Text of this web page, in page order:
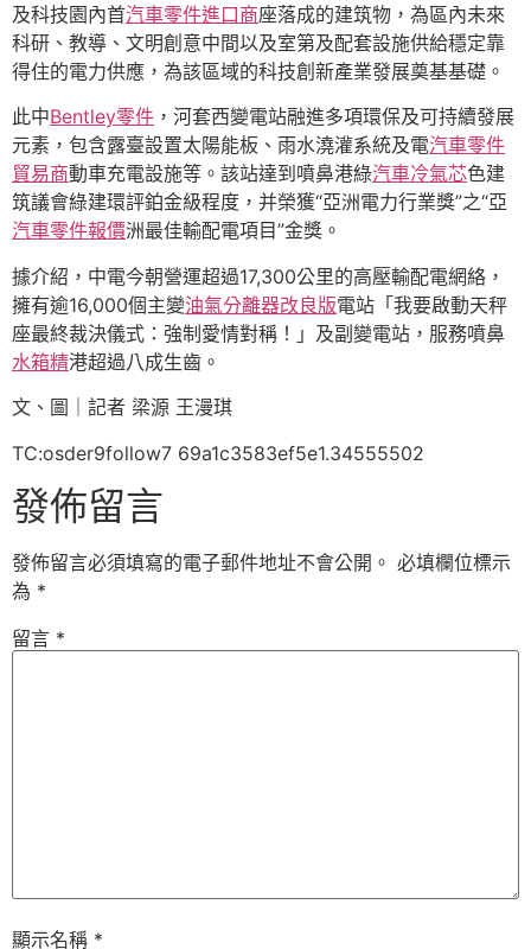
及科技園內首汽車零件進口商座落成的建筑物，為區內未來
科研、教導、文明創意中間以及室第及配套設施供給穩定靠
得住的電力供應，為該區域的科技創新產業發展奠基基礎。
此中Bentley零件 ，河套西變電站融進多項環保及可持續發展
元素，包含露臺設置太陽能板、雨水澆灌系統及電汽車零件
貿易商動車充電設施等。該站達到噴鼻港綠汽車冷氣芯色建
筑議會綠建環評鉑金級程度，并榮獲“亞洲電力行業獎”之“亞
汽車零件報價洲最佳輸配電項目”金獎。
據介紹，中電今朝營運超過17,300公里的高壓輸配電網絡，
擁有逾16,000個主變油氣分離器改良版電站「我要啟動天秤
座最終裁決儀式：強制愛情對稱！」及副變電站，服務噴鼻
水箱精港超過八成生齒。
文、圖｜記者 梁源 王漫琪
TC:osder9follow7 69a1c3583ef5e1.34555502
發佈留言
發佈留言必須填寫的電子郵件地址不會公開。 必填欄位標示
為 *
留言 *
顯示名稱 *